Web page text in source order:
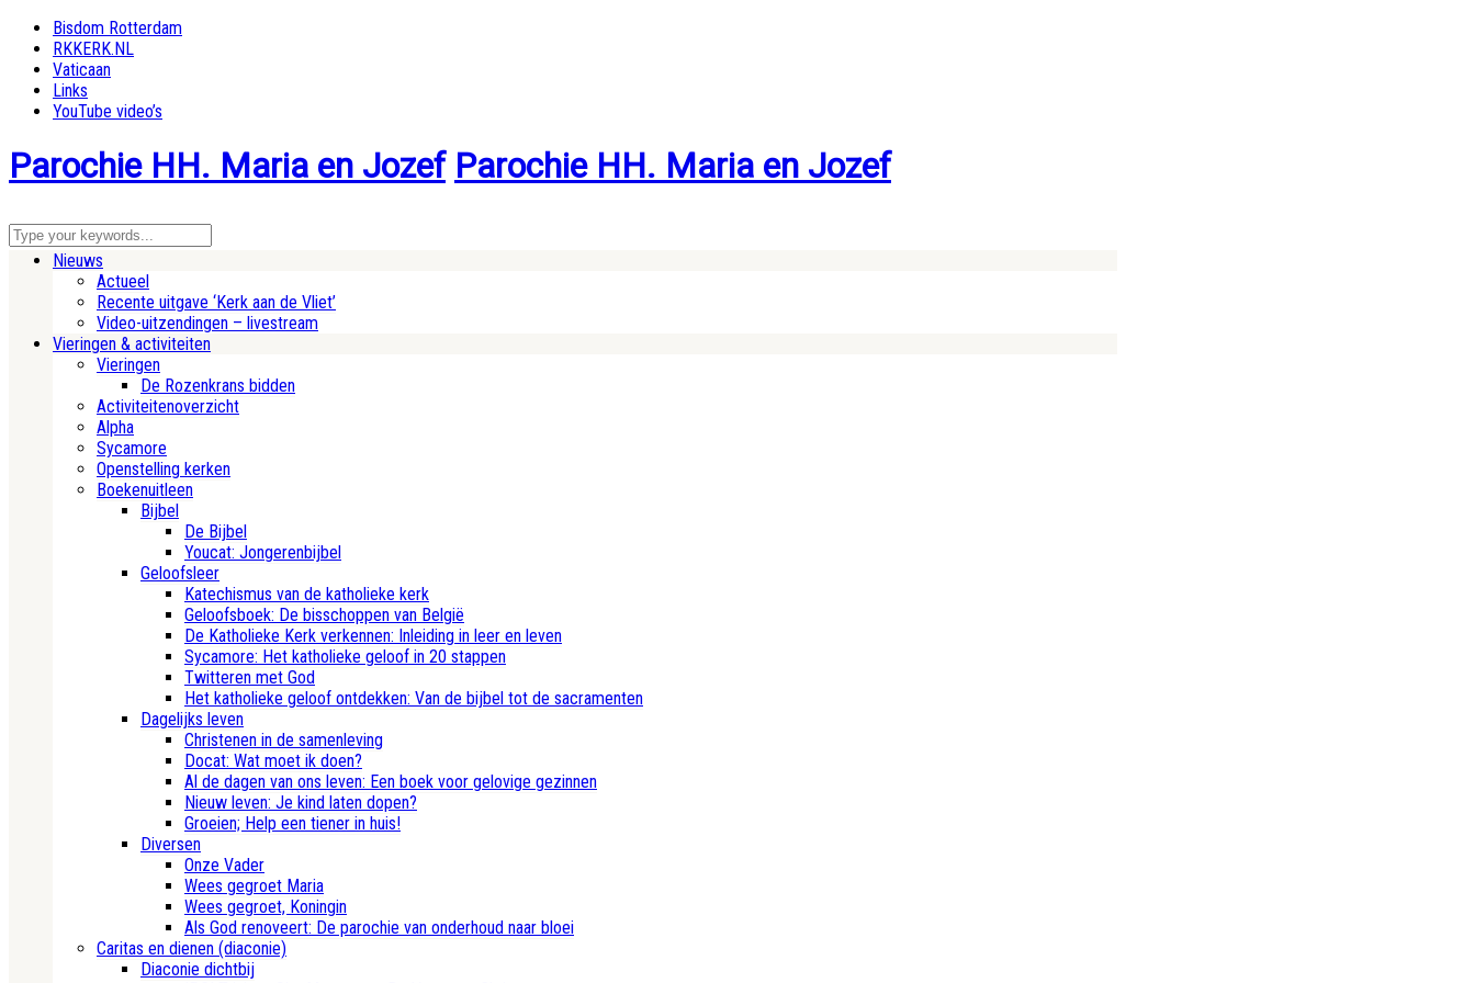
Bisdom Rotterdam
RKKERK.NL
Vaticaan
Links
YouTube video’s
Parochie HH. Maria en Jozef Parochie HH. Maria en Jozef
Nieuws
Actueel
Recente uitgave ‘Kerk aan de Vliet’
Video-uitzendingen – livestream
Vieringen & activiteiten
Vieringen
De Rozenkrans bidden
Activiteitenoverzicht
Alpha
Sycamore
Openstelling kerken
Boekenuitleen
Bijbel
De Bijbel
Youcat: Jongerenbijbel
Geloofsleer
Katechismus van de katholieke kerk
Geloofsboek: De bisschoppen van België
De Katholieke Kerk verkennen: Inleiding in leer en leven
Sycamore: Het katholieke geloof in 20 stappen
Twitteren met God
Het katholieke geloof ontdekken: Van de bijbel tot de sacramenten
Dagelijks leven
Christenen in de samenleving
Docat: Wat moet ik doen?
Al de dagen van ons leven: Een boek voor gelovige gezinnen
Nieuw leven: Je kind laten dopen?
Groeien; Help een tiener in huis!
Diversen
Onze Vader
Wees gegroet Maria
Wees gegroet, Koningin
Als God renoveert: De parochie van onderhoud naar bloei
Caritas en dienen (diaconie)
Diaconie dichtbij